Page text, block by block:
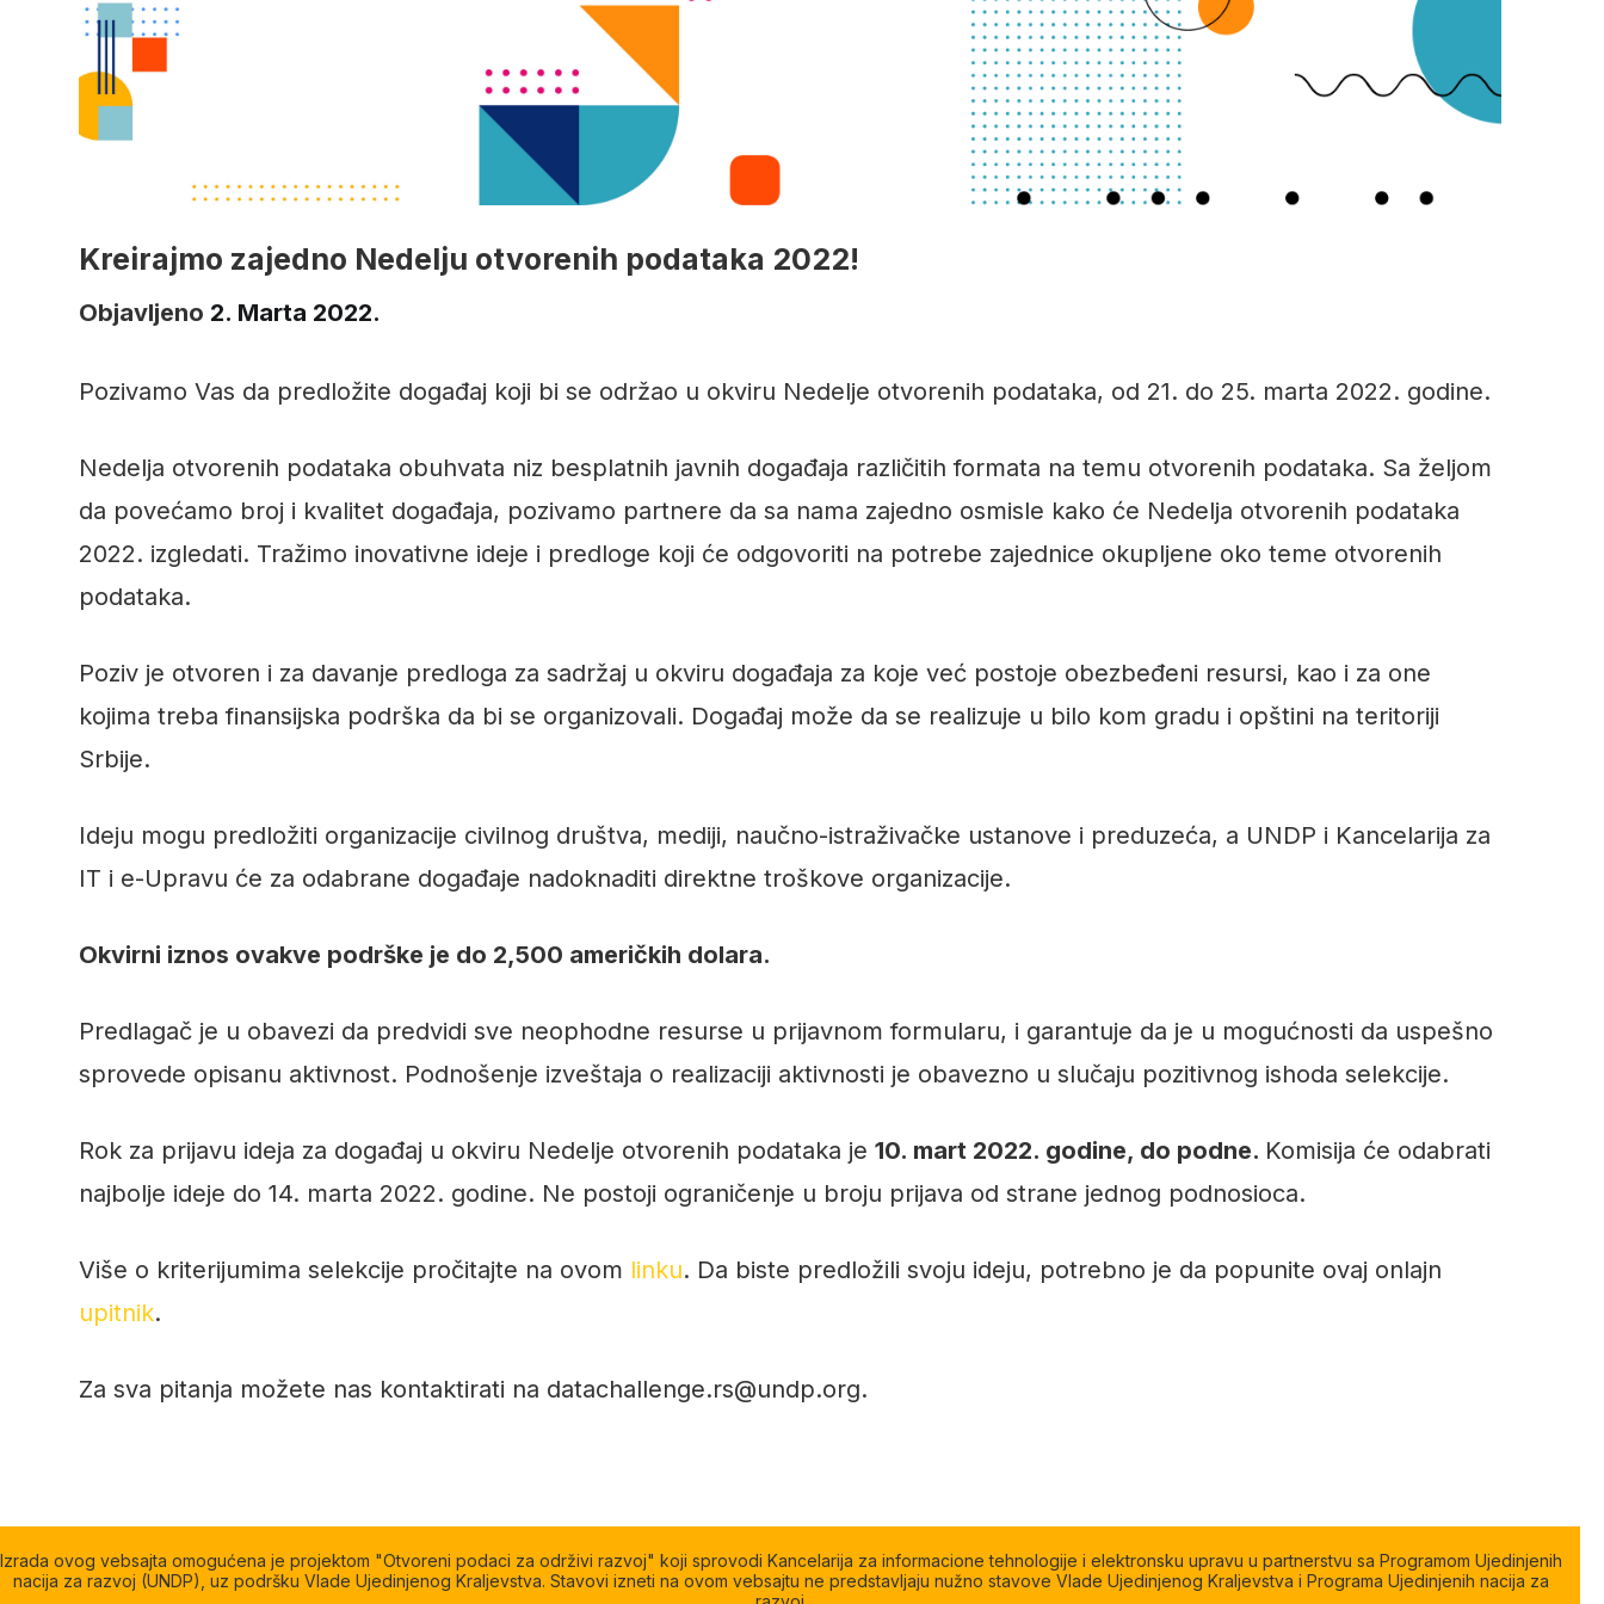
Kreirajmo zajedno Nedelju otvorenih podataka 2022!
Objavljeno 2. Marta 2022.
Pozivamo Vas da predložite događaj koji bi se održao u okviru Nedelje otvorenih podataka, od 21. do 25. marta 2022. godine.
Nedelja otvorenih podataka obuhvata niz besplatnih javnih događaja različitih formata na temu otvorenih podataka. Sa željom
da povećamo broj i kvalitet događaja, pozivamo partnere da sa nama zajedno osmisle kako će Nedelja otvorenih podataka
2022. izgledati. Tražimo inovativne ideje i predloge koji će odgovoriti na potrebe zajednice okupljene oko teme otvorenih
podataka.
Poziv je otvoren i za davanje predloga za sadržaj u okviru događaja za koje već postoje obezbeđeni resursi, kao i za one
kojima treba finansijska podrška da bi se organizovali. Događaj može da se realizuje u bilo kom gradu i opštini na teritoriji
Srbije.
Ideju mogu predložiti organizacije civilnog društva, mediji, naučno-istraživačke ustanove i preduzeća, a UNDP i Kancelarija za
IT i e-Upravu će za odabrane događaje nadoknaditi direktne troškove organizacije.
Okvirni iznos ovakve podrške je do 2,500 američkih dolara.
Predlagač je u obavezi da predvidi sve neophodne resurse u prijavnom formularu, i garantuje da je u mogućnosti da uspešno
sprovede opisanu aktivnost. Podnošenje izveštaja o realizaciji aktivnosti je obavezno u slučaju pozitivnog ishoda selekcije.
Rok za prijavu ideja za događaj u okviru Nedelje otvorenih podataka je10. mart 2022. godine, do podne. Komisija će odabrati
najbolje ideje do 14. marta 2022. godine. Ne postoji ograničenje u broju prijava od strane jednog podnosioca.
Više o kriterijumima selekcije pročitajte na ovom linku. Da biste predložili svoju ideju, potrebno je da popunite ovaj onlajn
upitnik.
Za sva pitanja možete nas kontaktirati na datachallenge.rs@undp.org.
Izrada ovog vebsajta omogućena je projektom "Otvoreni podaci za održivi razvoj" koji sprovodi Kancelarija za informacione tehnologije i elektronsku upravu u partnerstvu sa Programom Ujedinjenih
nacija za razvoj (UNDP), uz podršku Vlade Ujedinjenog Kraljevstva. Stavovi izneti na ovom vebsajtu ne predstavljaju nužno stavove Vlade Ujedinjenog Kraljevstva i Programa Ujedinjenih nacija za